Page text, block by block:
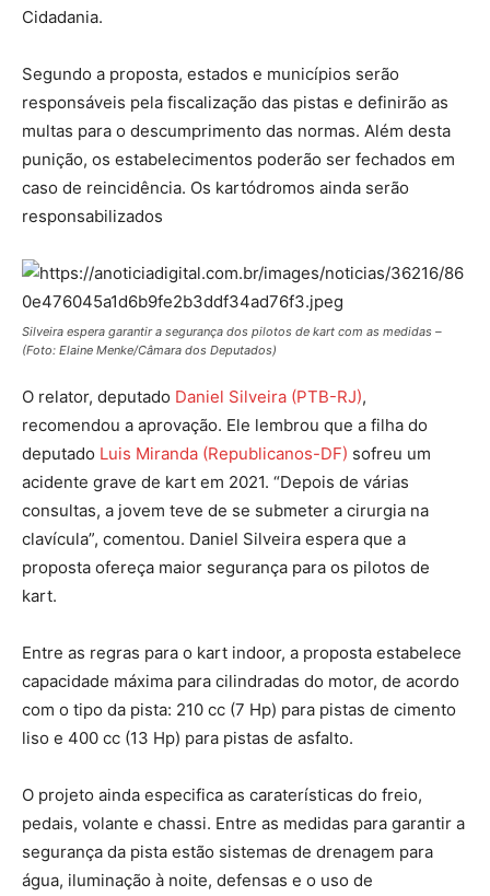
Cidadania.
Segundo a proposta, estados e municípios serão
responsáveis pela fiscalização das pistas e definirão as
multas para o descumprimento das normas. Além desta
punição, os estabelecimentos poderão ser fechados em
caso de reincidência. Os kartódromos ainda serão
responsabilizados
Silveira espera garantir a segurança dos pilotos de kart com as medidas –
(Foto: Elaine Menke/Câmara dos Deputados)
O relator, deputado Daniel Silveira (PTB-RJ),
recomendou a aprovação. Ele lembrou que a filha do
deputado Luis Miranda (Republicanos-DF) sofreu um
acidente grave de kart em 2021. “Depois de várias
consultas, a jovem teve de se submeter a cirurgia na
clavícula”, comentou. Daniel Silveira espera que a
proposta ofereça maior segurança para os pilotos de
kart.
Entre as regras para o kart indoor, a proposta estabelece
capacidade máxima para cilindradas do motor, de acordo
com o tipo da pista: 210 cc (7 Hp) para pistas de cimento
liso e 400 cc (13 Hp) para pistas de asfalto.
O projeto ainda especifica as caraterísticas do freio,
pedais, volante e chassi. Entre as medidas para garantir a
segurança da pista estão sistemas de drenagem para
água, iluminação à noite, defensas e o uso de